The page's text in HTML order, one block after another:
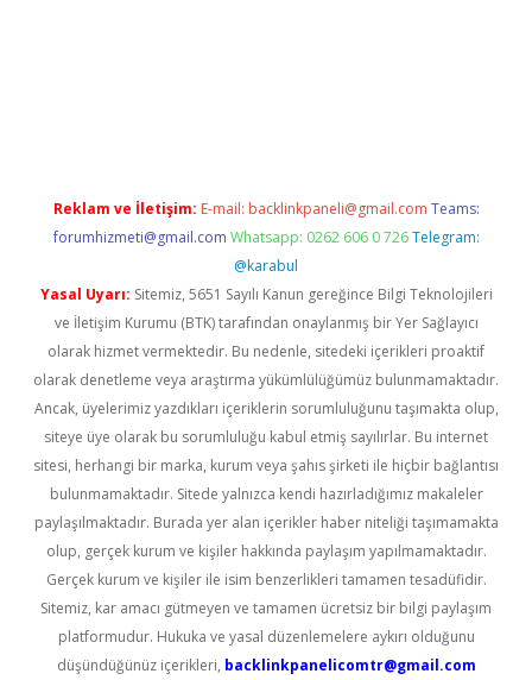
Reklam ve İletişim: E-mail: backlinkpaneli@gmail.com Teams:
forumhizmeti@gmail.com Whatsapp: 0262 606 0 726 Telegram:
@karabul
Yasal Uyarı: Sitemiz, 5651 Sayılı Kanun gereğince Bilgi Teknolojileri
ve İletişim Kurumu (BTK) tarafından onaylanmış bir Yer Sağlayıcı
olarak hizmet vermektedir. Bu nedenle, sitedeki içerikleri proaktif
olarak denetleme veya araştırma yükümlülüğümüz bulunmamaktadır.
Ancak, üyelerimiz yazdıkları içeriklerin sorumluluğunu taşımakta olup,
siteye üye olarak bu sorumluluğu kabul etmiş sayılırlar. Bu internet
sitesi, herhangi bir marka, kurum veya şahıs şirketi ile hiçbir bağlantısı
bulunmamaktadır. Sitede yalnızca kendi hazırladığımız makaleler
paylaşılmaktadır. Burada yer alan içerikler haber niteliği taşımamakta
olup, gerçek kurum ve kişiler hakkında paylaşım yapılmamaktadır.
Gerçek kurum ve kişiler ile isim benzerlikleri tamamen tesadüfidir.
Sitemiz, kar amacı gütmeyen ve tamamen ücretsiz bir bilgi paylaşım
platformudur. Hukuka ve yasal düzenlemelere aykırı olduğunu
düşündüğünüz içerikleri, backlinkpanelicomtr@gmail.com